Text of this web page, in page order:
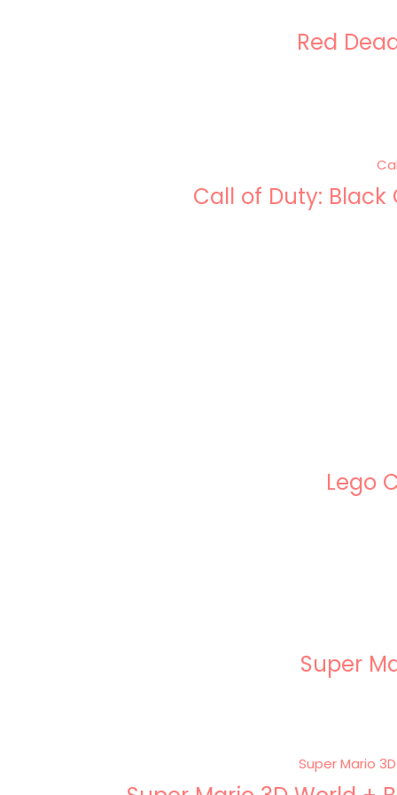
Red
Call of Duty: Black
Lego
Super